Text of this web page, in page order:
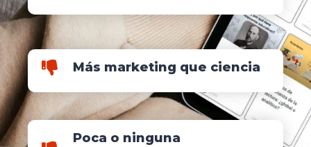
Más marketing que ciencia
Poca o ninguna